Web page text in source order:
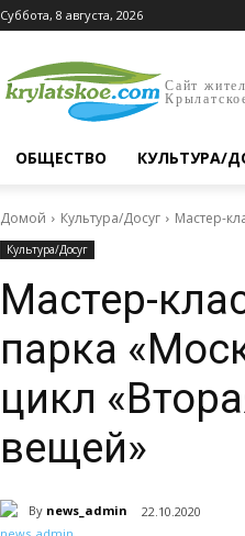
Суббота, 8 августа, 2026
Сайт
ОБЩЕСТВО КУЛЬТУРА/
Домой Культура/Досуг Мастер-
Культура/Досуг
Мастер-
парка
цикл
вещей»
By news_admin 22.10.2020